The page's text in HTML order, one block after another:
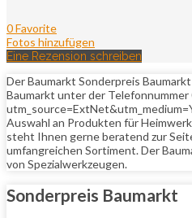
0 Favorite
Fotos hinzufügen
Eine Rezension schreiben
Der Baumarkt Sonderpreis
Baumarkt unter der
Auswahl an Produkten für
steht Ihnen gerne beratend zur
umfangreichen Sortiment. Der
von Spezialwerkzeugen.
Sonderpreis Baumarkt